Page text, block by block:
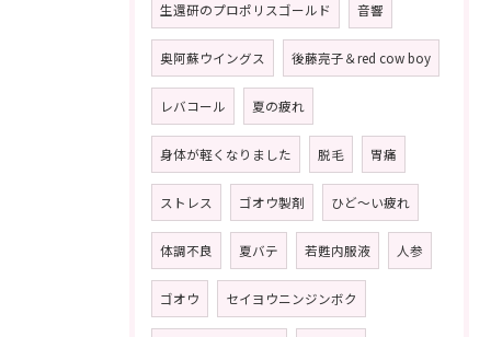
生還研のプロポリスゴールド 音響
奥阿蘇ウイングス 後藤亮子＆red cow boy
レバコール 夏の疲れ
身体が軽くなりました 脱毛 胃痛
ストレス ゴオウ製剤 ひど〜い疲れ
体調不良 夏バテ 若甦内服液 人参
ゴオウ セイヨウニンジンボク